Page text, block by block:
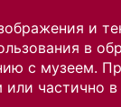
и
в
с музеем.
частично